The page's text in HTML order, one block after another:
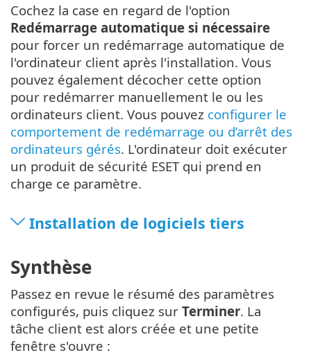
Cochez la case en regard de l'option
Redémarrage automatique si nécessaire
pour forcer un redémarrage automatique de
l'ordinateur client après l'installation. Vous
pouvez également décocher cette option
pour redémarrer manuellement le ou les
ordinateurs client. Vous pouvez configurer le
comportement de redémarrage ou d’arrêt des
ordinateurs gérés. L'ordinateur doit exécuter
un produit de sécurité ESET qui prend en
charge ce paramètre.
Installation de logiciels tiers
Synthèse
Passez en revue le résumé des paramètres
configurés, puis cliquez sur Terminer. La
tâche client est alors créée et une petite
fenêtre s'ouvre :